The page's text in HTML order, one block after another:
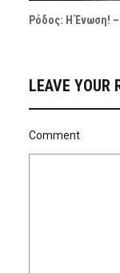
Ρόδος: Η Ένωση!
LEAVE YOUR
Comment